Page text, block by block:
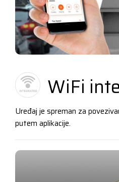
WiFi
Uređaj je spreman za
putem aplikacije.